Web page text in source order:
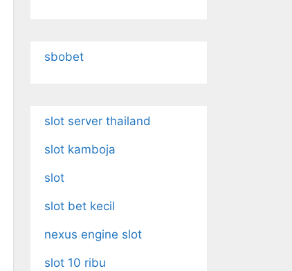
sbobet
slot server thailand
slot kamboja
slot
slot bet kecil
nexus engine slot
slot 10 ribu